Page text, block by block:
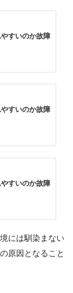
すいのか故障
すいのか故障
すいのか故障
には馴染まない
原因となること